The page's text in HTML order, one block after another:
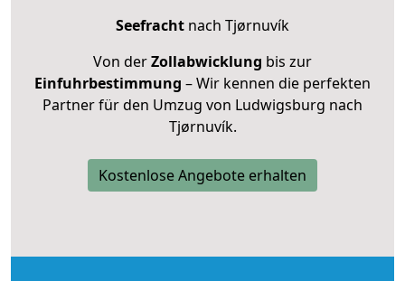
Seefracht nach Tjørnuvík
Von derZollabwicklung bis zur
Einfuhrbestimmung – Wir kennen die perfekten
Partner für den Umzug von Ludwigsburg nach
Tjørnuvík.
Kostenlose Angebote erhalten